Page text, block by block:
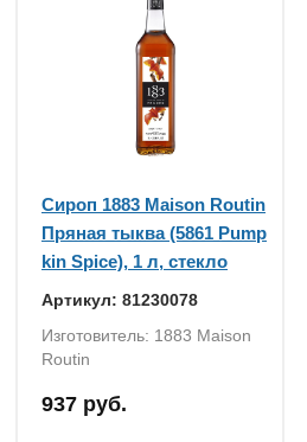
Сироп 1883 Maison Routin
Пряная тыква (5861 Pump
kin Spice), 1 л, стекло
Артикул: 81230078
Изготовитель: 1883 Maison
Routin
937 руб.